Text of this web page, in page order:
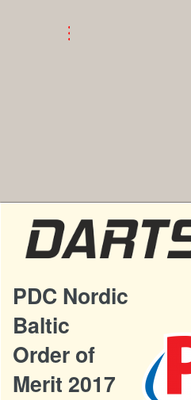
PDC Nordic
Baltic
Order of
Merit 2017